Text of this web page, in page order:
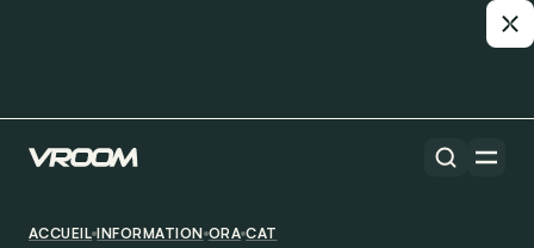
ACCUEIL INFORMATION ORA CAT